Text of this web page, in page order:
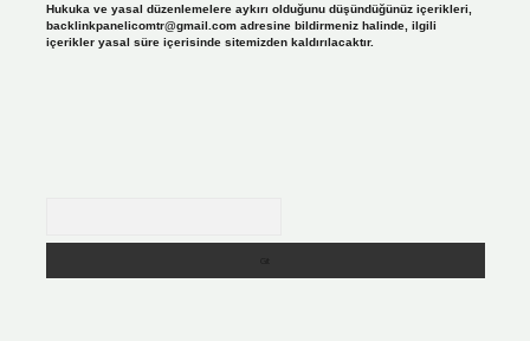
Hukuka ve yasal düzenlemelere aykırı olduğunu düşündüğünüz içerikleri,
backlinkpanelicomtr@gmail.comadresine bildirmeniz halinde, ilgili
içerikler yasal süre içerisinde sitemizden kaldırılacaktır.